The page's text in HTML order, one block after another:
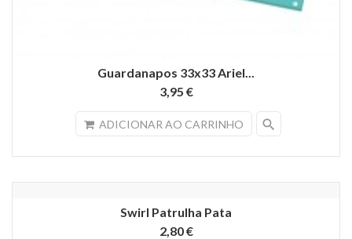
Guardanapos 33x33 Ariel...
3,95 €
ADICIONAR AO CARRINHO search
Swirl Patrulha Pata
2,80 €